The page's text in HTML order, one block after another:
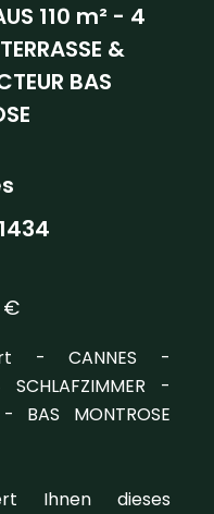
110 m² - 4
&
BAS
€
- CANNES -
-
- BAS MONTROSE
Ihnen dieses